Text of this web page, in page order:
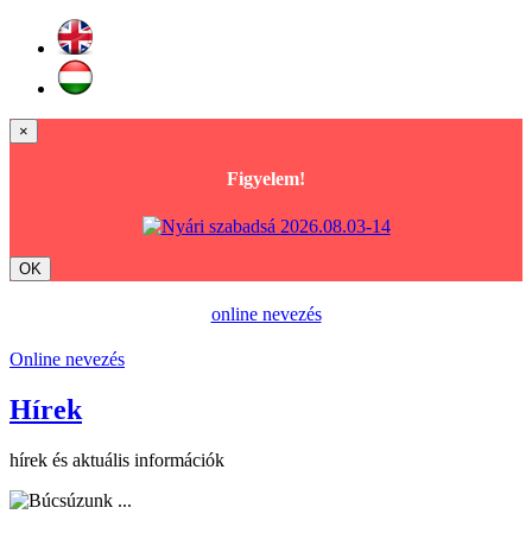
×
Figyelem!
OK
online nevezés
Online nevezés
Hírek
hírek és aktuális információk